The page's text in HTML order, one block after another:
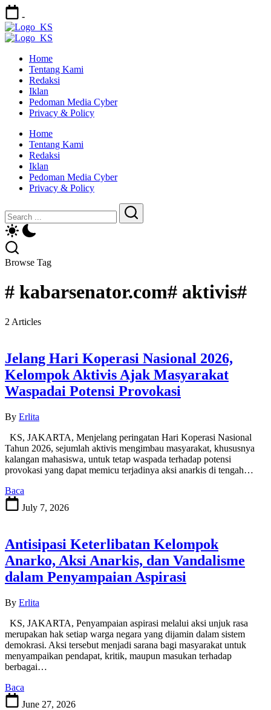
-
Home
Tentang Kami
Redaksi
Iklan
Pedoman Media Cyber
Privacy & Policy
Home
Tentang Kami
Redaksi
Iklan
Pedoman Media Cyber
Privacy & Policy
Browse Tag
# kabarsenator.com# aktivis#
2 Articles
Jelang Hari Koperasi Nasional 2026,
Kelompok Aktivis Ajak Masyarakat
Waspadai Potensi Provokasi
By Erlita
KS, JAKARTA, Menjelang peringatan Hari Koperasi Nasional
Tahun 2026, sejumlah aktivis mengimbau masyarakat, khususnya
kalangan mahasiswa, untuk tetap waspada terhadap potensi
provokasi yang dapat memicu terjadinya aksi anarkis di tengah…
Baca
July 7, 2026
Antisipasi Keterlibatan Kelompok
Anarko, Aksi Anarkis, dan Vandalisme
dalam Penyampaian Aspirasi
By Erlita
KS, JAKARTA, Penyampaian aspirasi melalui aksi unjuk rasa
merupakan hak setiap warga negara yang dijamin dalam sistem
demokrasi. Aksi tersebut menjadi sarana bagi masyarakat untuk
menyampaikan pendapat, kritik, maupun masukan terhadap
berbagai…
Baca
June 27, 2026